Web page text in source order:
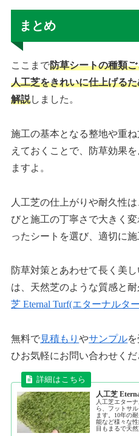
まとめ
ここまで防草シートの種類
人工芝をきれいに仕上げる
解説しました。
施工の基本となる整地や重
えておくことで、防草効果
ますよ。
人工芝の仕上がりや耐久性
びと施工の丁寧さで大きく
ったシートを選び、適切に
防草対策とあわせて長く美
は、天然芝のような質感と
芝 Eternal Turf(エターナルタ
無料で見積もりやサンプル
ひお気軽にお問い合わせくだ
人工芝
人工芝エター
ら、フットサ
ます。10年の
能など様々な
目もまるで天